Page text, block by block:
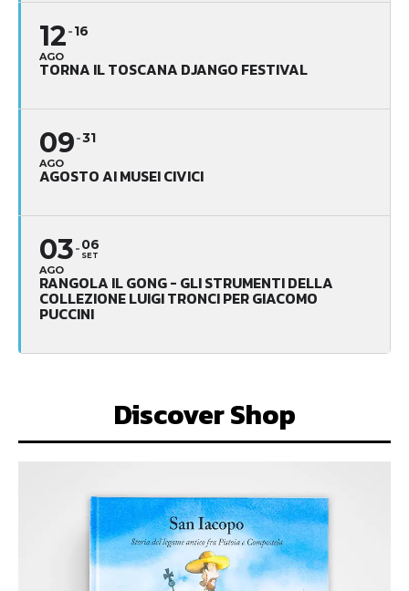
12
AGO
16
TORNA IL TOSCANA DJANGO FESTIVAL
09
AGO
31
AGOSTO AI MUSEI CIVICI
03
AGO
06
SET
RANGOLA IL GONG - GLI STRUMENTI DELLA
COLLEZIONE LUIGI TRONCI PER GIACOMO
PUCCINI
Discover Shop